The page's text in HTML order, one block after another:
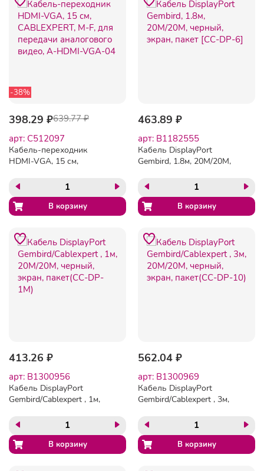
-38%
398.29 ₽639.77 ₽
арт: C512097
Кабель-переходник
HDMI-VGA, 15 см,
передачи аналогового
видео, A-HDMI-VGA-04
463.89 ₽
арт: B1182555
Кабель DisplayPort
Gembird, 1.8м, 20M/20M,
DP-6]
413.26 ₽
арт: B1300956
Кабель DisplayPort
Gembird/Cablexpert , 1м,
пакет(CC-DP-1M)
562.04 ₽
арт: B1300969
Кабель DisplayPort
Gembird/Cablexpert , 3м,
пакет(CC-DP-10)